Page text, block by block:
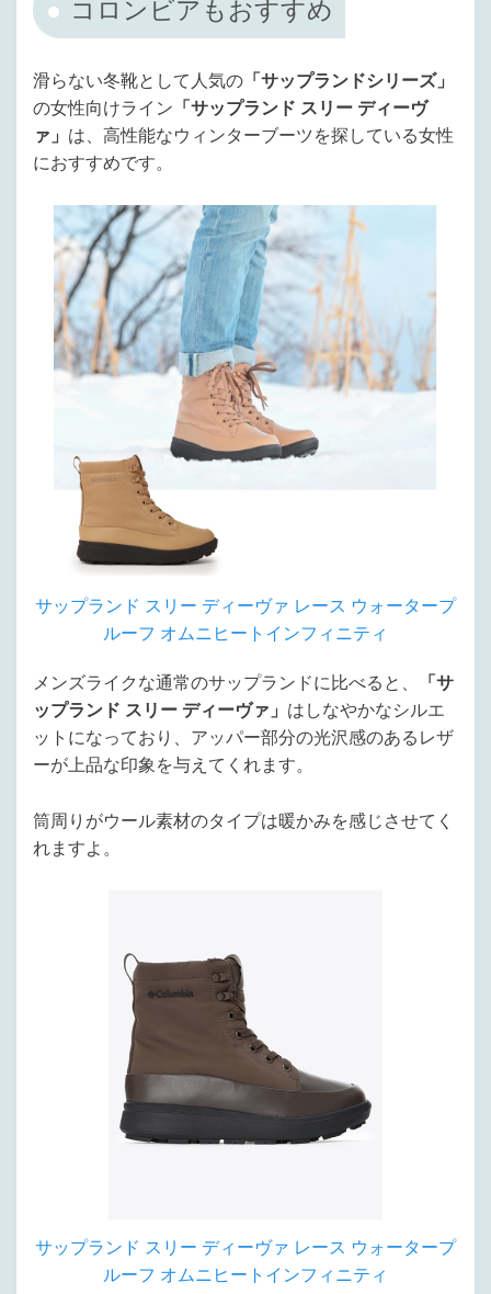
コロンビアもおすすめ
滑らない冬靴として人気の 「サップランドシリーズ」
の女性向けライン 「サップランド スリー ディーヴ
ァ」 は、高性能なウィンターブーツを探している女性
におすすめです。
サップランド スリー ディーヴァ レース ウォータープ
ルーフ オムニヒートインフィニティ
メンズライクな通常のサップランドに比べると、
「サ
ップランド スリー ディーヴァ」 はしなやかなシルエ
ットになっており、アッパー部分の光沢感のあるレザ
ーが上品な印象を与えてくれます。
筒周りがウール素材のタイプは暖かみを感じさせてく
れますよ。
サップランド スリー ディーヴァ レース ウォータープ
ルーフ オムニヒートインフィニティ